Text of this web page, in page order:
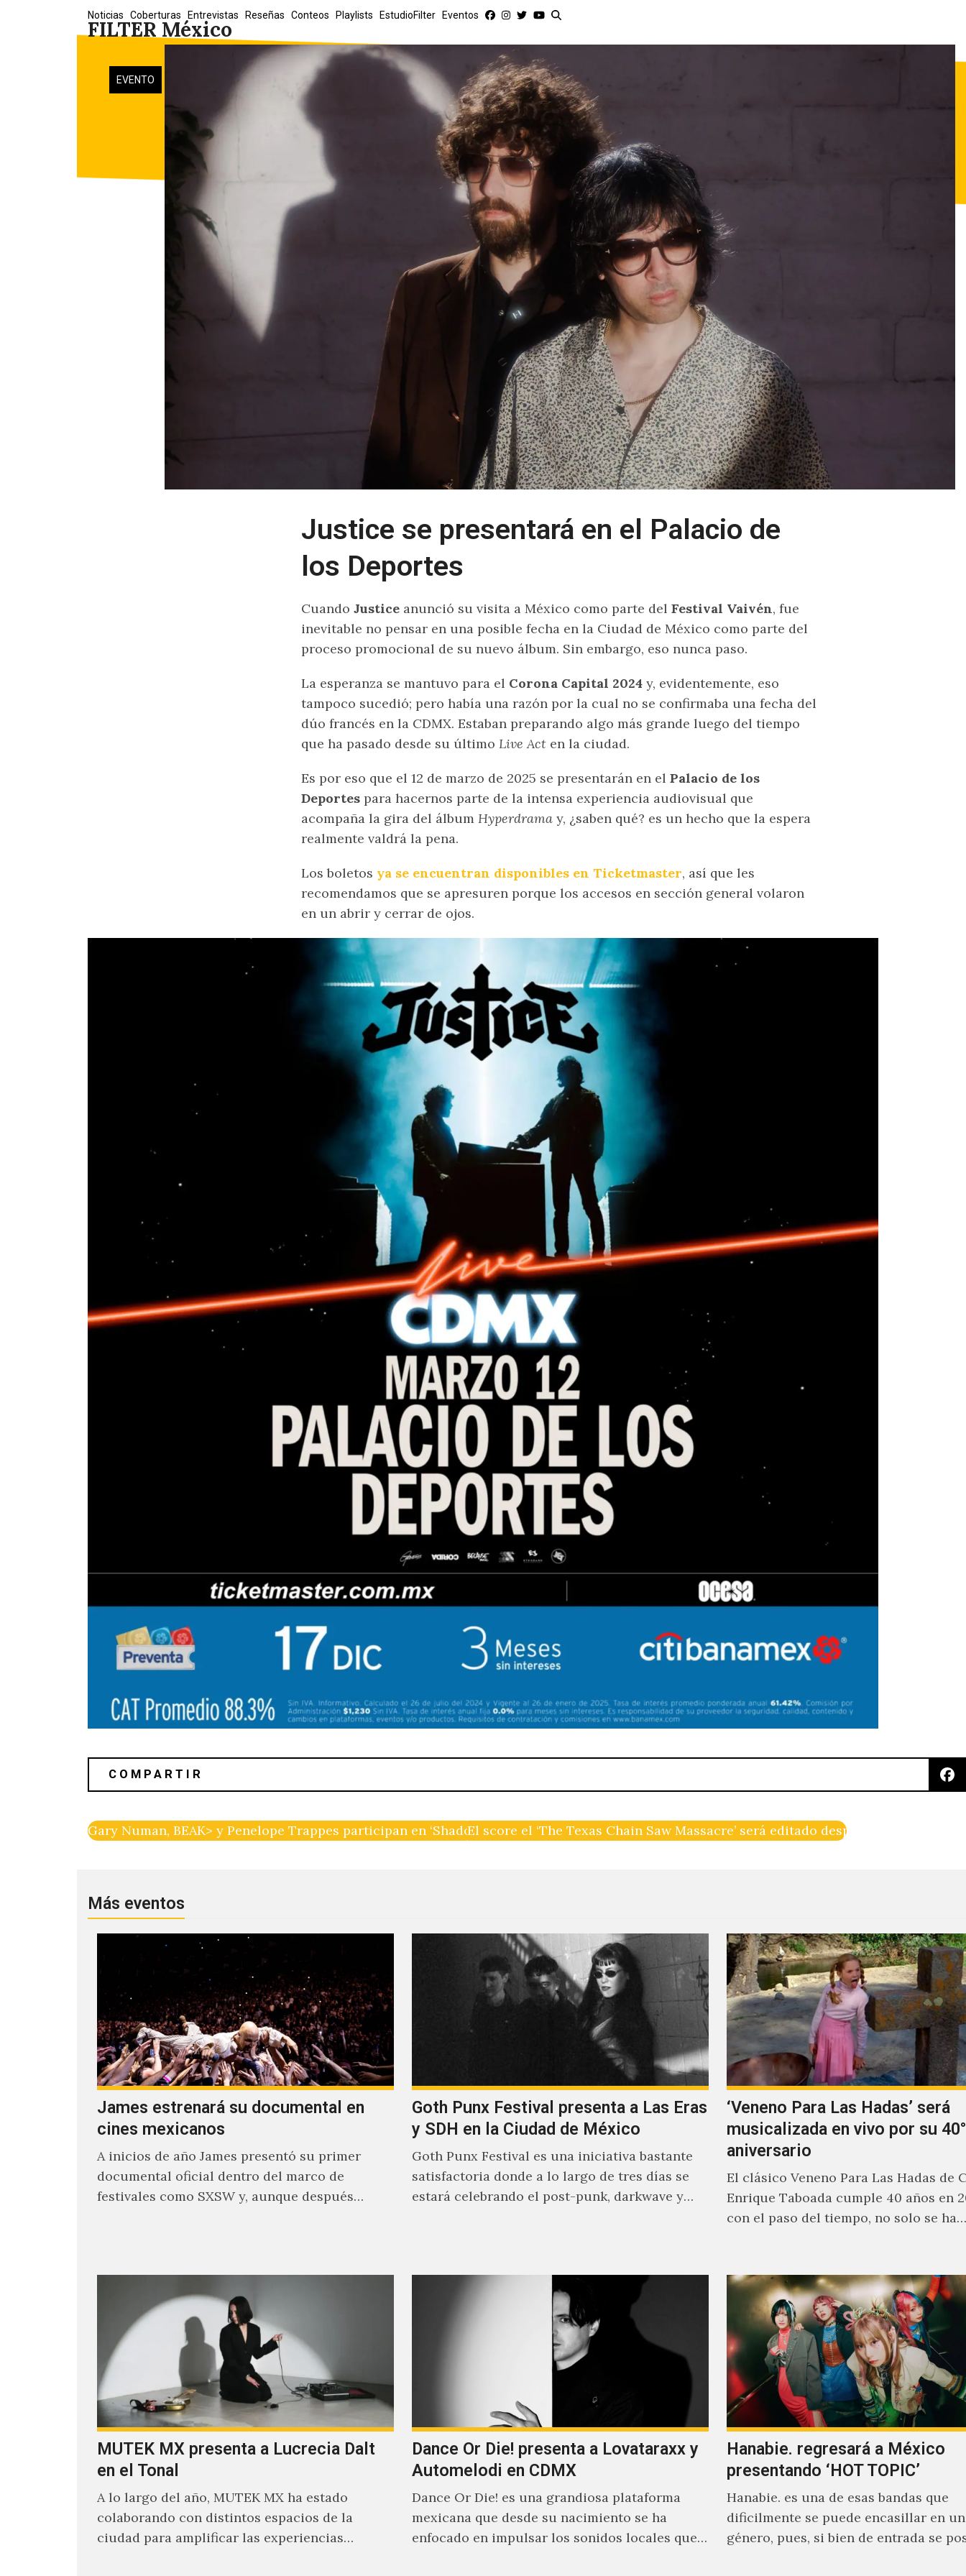
FILTER México
Noticias Coberturas Entrevistas Reseñas Conteos Playlists EstudioFilter Eventos
EVENTO
Justice se presentará en el Palacio de
los Deportes
Cuando Justice anunció su visita a México como parte del Festival Vaivén, fue
inevitable no pensar en una posible fecha en la Ciudad de México como parte del
proceso promocional de su nuevo álbum. Sin embargo, eso nunca paso.
La esperanza se mantuvo para el Corona Capital 2024 y, evidentemente, eso
tampoco sucedió; pero había una razón por la cual no se confirmaba una fecha del
dúo francés en la CDMX. Estaban preparando algo más grande luego del tiempo
que ha pasado desde su último Live Act en la ciudad.
Es por eso que el 12 de marzo de 2025 se presentarán en el Palacio de los
Deportes para hacernos parte de la intensa experiencia audiovisual que
acompaña la gira del álbum Hyperdrama y, ¿saben qué? es un hecho que la espera
realmente valdrá la pena.
Los boletos ya se encuentran disponibles en Ticketmaster, así que les
recomendamos que se apresuren porque los accesos en sección general volaron
en un abrir y cerrar de ojos.
Gary Numan, BEAK> y Penelope Trappes participan en ‘Shadow Dogs’ de Gazelle TwinEl score el ‘The Texas Chain Saw Massacre’ será editado después de 50 años
Más eventos
James estrenará su documental en
cines mexicanos
A inicios de año James presentó su primer
documental oficial dentro del marco de
festivales como SXSW y, aunque después
Goth Punx Festival presenta a Las Eras
y SDH en la Ciudad de México
Goth Punx Festival es una iniciativa bastante
satisfactoria donde a lo largo de tres días se
estará celebrando el post-punk, darkwave y
‘Veneno Para Las Hadas’ será
musicalizada en vivo por su 40°
aniversario
El clásico Veneno Para Las Hadas de
Enrique Taboada cumple 40 años en
con el paso del tiempo, no solo se ha…
MUTEK MX presenta a Lucrecia Dalt
en el Tonal
A lo largo del año, MUTEK MX ha estado
colaborando con distintos espacios de la
ciudad para amplificar las experiencias
Dance Or Die! presenta a Lovataraxx y
Automelodi en CDMX
Dance Or Die! es una grandiosa plataforma
mexicana que desde su nacimiento se ha
enfocado en impulsar los sonidos locales que
Hanabie. regresará a México
presentando ‘HOT TOPIC’
Hanabie. es una de esas bandas que
dificilmente se puede encasillar en
género, pues, si bien de entrada se